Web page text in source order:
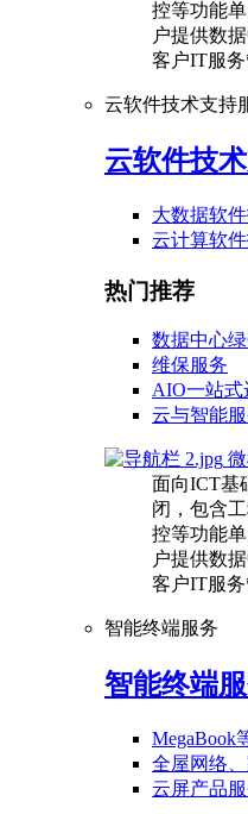
控等功能
户提供数
客户IT服务
云软件技术支持
云软件技
大数据软
云计算软
热门推荐
数据中心
维保服务
AIO一站式
云与智能
面向ICT基
闭，包含
控等功能
户提供数
客户IT服务
智能终端服务
智能终端
MegaBook
全屋网络
云屏产品